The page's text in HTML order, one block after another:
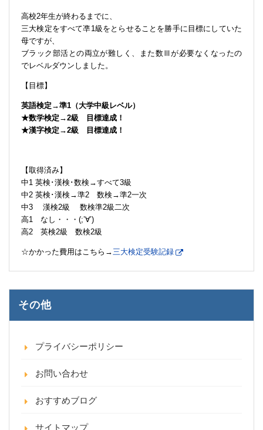
高校2年生が終わるまでに、
三大検定をすべて凖1級をとらせることを勝手に目標にしていた
母ですが、
ブラック部活との両立が難しく、また数Ⅲが必要なくなったの
でレベルダウンしました。
【目標】
英語検定→準1（大学中級レベル）
★数学検定→2級 目標達成！
★漢字検定→2級 目標達成！
【取得済み】
中1 英検･漢検･数検→すべて3級
中2 英検･漢検→準2 数検→準2一次
中3 漢検2級 数検準2級二次
高1 なし・・・(;’∀’)
高2 英検2級 数検2級
☆かかった費用はこちら→三大検定受験記録
その他
プライバシーポリシー
お問い合わせ
おすすめブログ
サイトマップ